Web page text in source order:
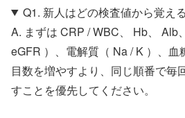
Q1. 新人はどの検査値から覚え
A. まずは CRP / WBC、 Hb、 Alb
eGFR ）、電解質（ Na / K ）、
目数を増やすより、同じ順番で毎
すことを優先してください。